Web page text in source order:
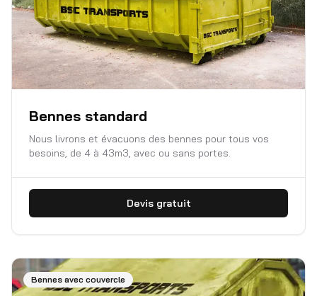
Bennes standard
Nous livrons et évacuons des bennes pour tous vos
besoins, de 4 à 43m3, avec ou sans portes.
Devis gratuit
Bennes avec couvercle